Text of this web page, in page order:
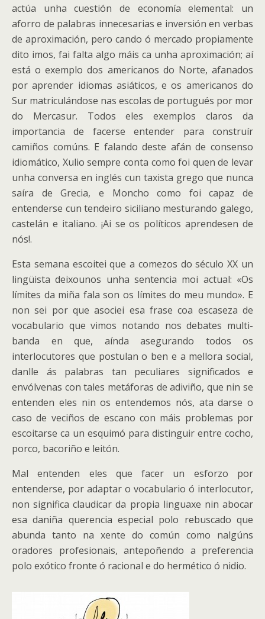
actúa unha cuestión de economía elemental: un
aforro de palabras innecesarias e inversión en verbas
de aproximación, pero cando ó mercado propiamente
dito imos, fai falta algo máis ca unha aproximación; aí
está o exemplo dos americanos do Norte, afanados
por aprender idiomas asiáticos, e os americanos do
Sur matriculándose nas escolas de portugués por mor
do Mercasur. Todos eles exemplos claros da
importancia de facerse entender para construír
camiños comúns. E falando deste afán de consenso
idiomático, Xulio sempre conta como foi quen de levar
unha conversa en inglés cun taxista grego que nunca
saíra de Grecia, e Moncho como foi capaz de
entenderse cun tendeiro siciliano mesturando galego,
castelán e italiano. ¡Ai se os políticos aprendesen de
nós!.
Esta semana escoitei que a comezos do século XX un
lingüista deixounos unha sentencia moi actual: «Os
límites da miña fala son os límites do meu mundo». E
non sei por que asociei esa frase coa escaseza de
vocabulario que vimos notando nos debates multi-
banda en que, aínda asegurando todos os
interlocutores que postulan o ben e a mellora social,
danlle ás palabras tan peculiares significados e
envólvenas con tales metáforas de adiviño, que nin se
entenden eles nin os entendemos nós, ata darse o
caso de veciños de escano con máis problemas por
escoitarse ca un esquimó para distinguir entre cocho,
porco, bacoriño e leitón.
Mal entenden eles que facer un esforzo por
entenderse, por adaptar o vocabulario ó interlocutor,
non significa claudicar da propia linguaxe nin abocar
esa daniña querencia especial polo rebuscado que
abunda tanto na xente do común como nalgúns
oradores profesionais, antepoñendo a preferencia
polo exótico fronte ó racional e do hermético ó nidio.